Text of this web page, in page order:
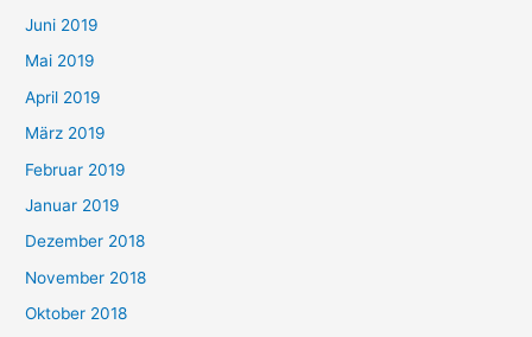
Juni 2019
Mai 2019
April 2019
März 2019
Februar 2019
Januar 2019
Dezember 2018
November 2018
Oktober 2018